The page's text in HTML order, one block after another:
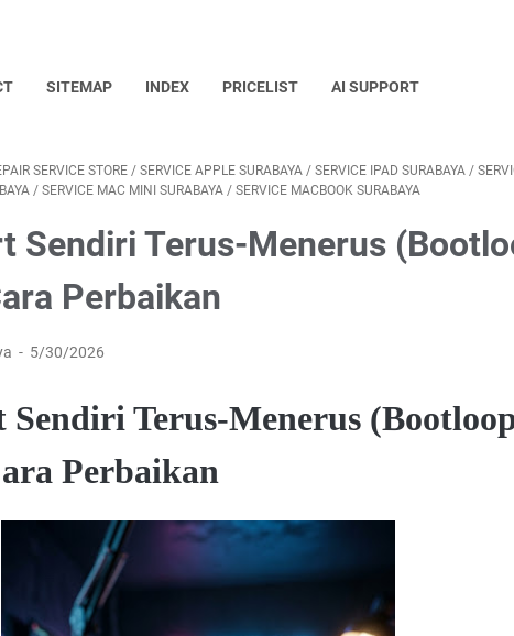
SITEMAP INDEX PRICELIST AI SUPPORT
SERVICE STORE / SERVICE APPLE SURABAYA / SERVICE IPAD SURABAYA /
/ SERVICE MAC MINI SURABAYA / SERVICE MACBOOK SURABAYA
Sendiri Terus-Menerus
Perbaikan
5/30/2026
Sendiri Terus-Menerus
Perbaikan